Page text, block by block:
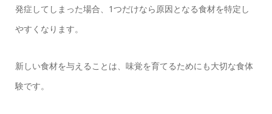
発症してしまった場合、1つだけなら原因となる食材を特定し
やすくなります。
新しい食材を与えることは、味覚を育てるためにも大切な食体
験です。